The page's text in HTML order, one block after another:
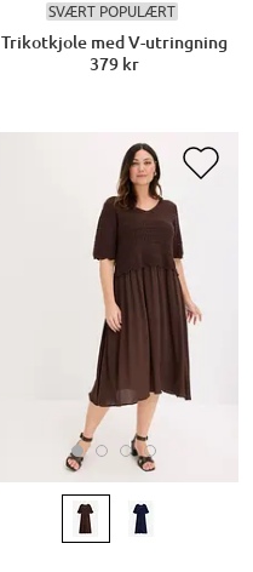
SVÆRT POPULÆRT
Trikotkjole med V-utringning
379 kr